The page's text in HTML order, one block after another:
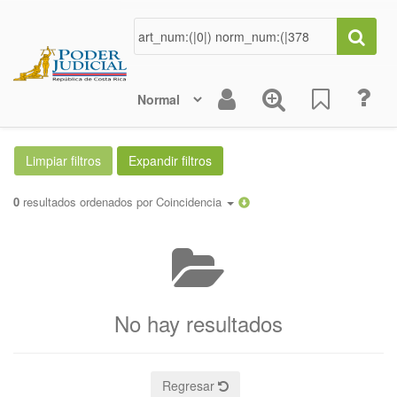
0 resultados ordenados por Coincidencia
No hay resultados
Regresar